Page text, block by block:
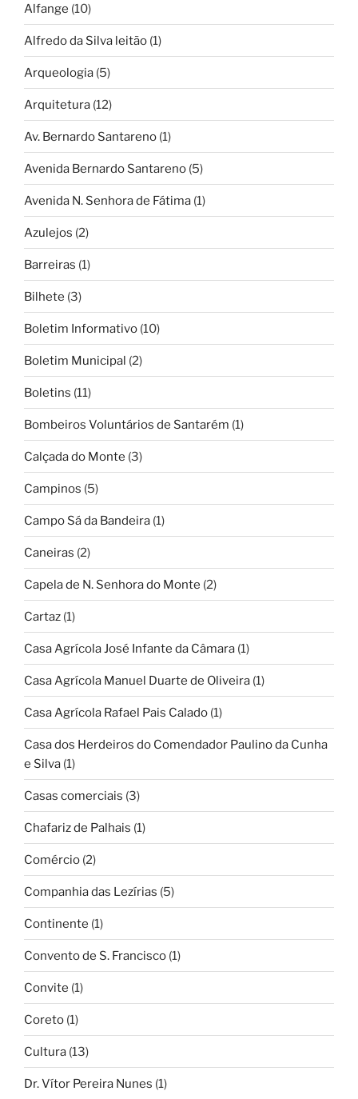
Alfange (10)
Alfredo da Silva leitão (1)
Arqueologia (5)
Arquitetura (12)
Av. Bernardo Santareno (1)
Avenida Bernardo Santareno (5)
Avenida N. Senhora de Fátima (1)
Azulejos (2)
Barreiras (1)
Bilhete (3)
Boletim Informativo (10)
Boletim Municipal (2)
Boletins (11)
Bombeiros Voluntários de Santarém (1)
Calçada do Monte (3)
Campinos (5)
Campo Sá da Bandeira (1)
Caneiras (2)
Capela de N. Senhora do Monte (2)
Cartaz (1)
Casa Agrícola José Infante da Câmara (1)
Casa Agrícola Manuel Duarte de Oliveira (1)
Casa Agrícola Rafael Pais Calado (1)
Casa dos Herdeiros do Comendador Paulino da Cunha
e Silva (1)
Casas comerciais (3)
Chafariz de Palhais (1)
Comércio (2)
Companhia das Lezírias (5)
Continente (1)
Convento de S. Francisco (1)
Convite (1)
Coreto (1)
Cultura (13)
Dr. Vítor Pereira Nunes (1)